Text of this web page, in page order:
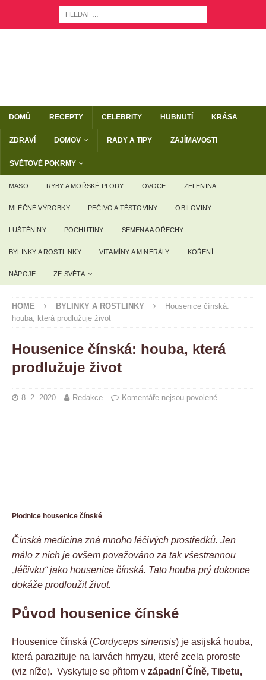
DOMŮ RECEPTY CELEBRITY HUBNUTÍ KRÁSA
ZDRAVÍ DOMOV RADY A TIPY ZAJÍMAVOSTI
SVĚTOVÉ POKRMY
MASO RYBY A MOŘSKÉ PLODY OVOCE ZELENINA
MLÉČNÉ VÝROBKY PEČIVO A TĚSTOVINY OBILOVINY
LUŠTĚNINY POCHUTINY SEMENA A OŘECHY
BYLINKY A ROSTLINKY VITAMÍNY A MINERÁLY KOŘENÍ
NÁPOJE ZE SVĚTA
HOME BYLINKY A ROSTLINKY
Housenice čínská:
houba, která prodlužuje život
Housenice čínská: houba, která
prodlužuje život
8. 2. 2020 Redakce Komentáře nejsou povolené
Plodnice housenice čínské
Čínská medicína zná mnoho léčivých prostředků. Jen
málo z nich je ovšem považováno za tak všestrannou
„léčivku“ jako housenice čínská. Tato houba prý dokonce
dokáže prodloužit život.
Původ housenice čínské
Housenice čínská (Cordyceps sinensis) je asijská houba,
která parazituje na larvách hmyzu, které zcela proroste
(viz níže). Vyskytuje se přitom v západní Číně, Tibetu,